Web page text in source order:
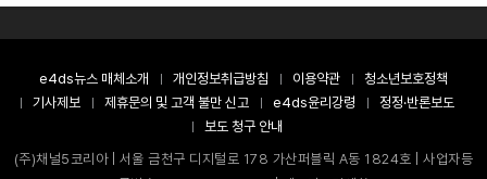
e4ds뉴스 매체소개 개인정보취급방침 이용약관
청소년보호정책
기사제보
제휴문의 및 고객 불만 신고 e4ds윤리강령
정정·반론보도
보도 청구 안내
(주)채널5코리아 | 서울 금천구 디지털로 178 가산퍼블릭 A동 1824호 | 사업자등